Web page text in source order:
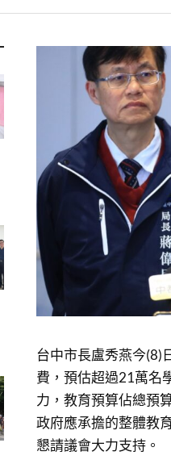
台中市長盧秀燕今(8)
費，預估超過21萬名
力，教育預算佔總預
政府應承擔的整體教
懇請議會大力支持。